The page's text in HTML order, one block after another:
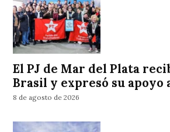
El PJ de Mar del Plata
Brasil y expresó su apoyo
8 de agosto de 2026